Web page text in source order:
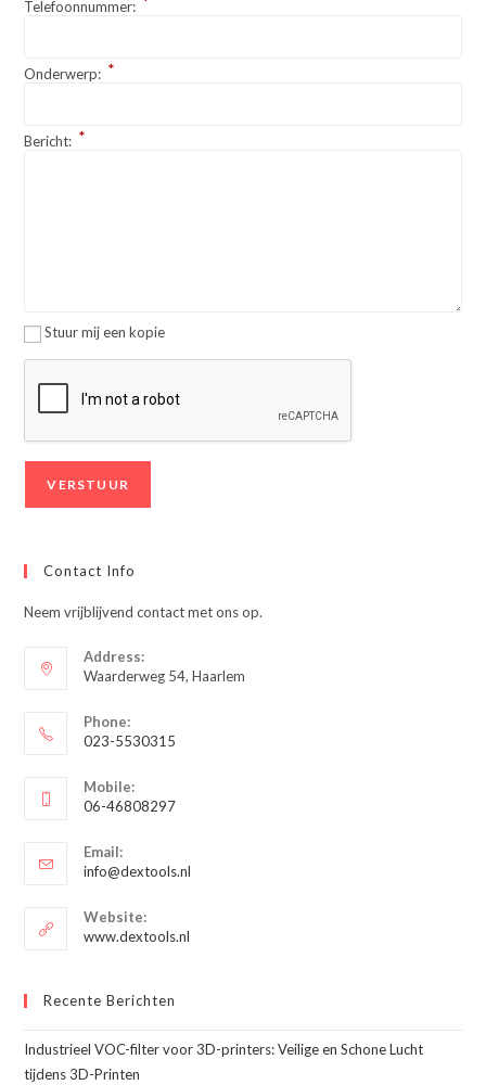
Telefoonnummer:
Onderwerp: *
Bericht: *
Stuur mij een kopie
Contact Info
Neem vrijblijvend contact met ons op.
Address:
Waarderweg 54, Haarlem
Phone:
023-5530315
in
je
toepassing
Mobile:
06-46808297
in
je
toepassing
Email:
info@dextools.nl
Website:
www.dextools.nl
Recente Berichten
Industrieel VOC-filter voor 3D-printers: Veilige en Schone Lucht
tijdens 3D-Printen